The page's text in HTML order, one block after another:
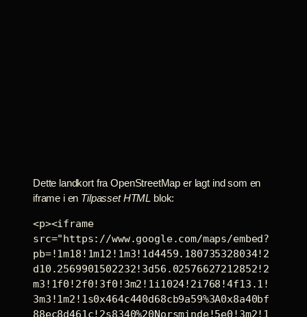
Dette landkort fra OpenStreetMap er lagt ind som en
iframe i en Tilpasset HTML blok:
<p><iframe
src="https://www.google.com/maps/embed?
pb=!1m18!1m12!1m3!1d4459.180735328034!2
d10.2569901502232!3d56.02576627212852!2
m3!1f0!2f0!3f0!3m2!1i1024!2i768!4f13.1!
3m3!1m2!1s0x464c440d68cb9a59%3A0x8a40bf
88ec8d461c!2s8340%20Norsminde!5e0!3m2!1